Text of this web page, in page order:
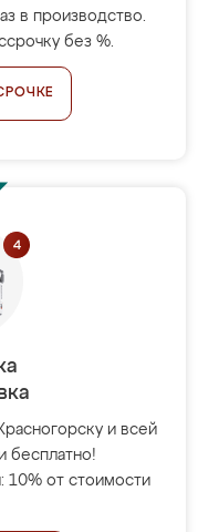
в производство.
без %.
и всей
бесплатно!
10% от стоимости